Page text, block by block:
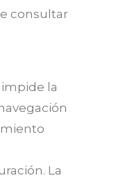
consultar
la
La